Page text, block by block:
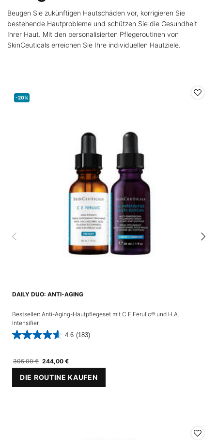
Beugen Sie zukünftigen Hautschäden vor, korrigieren Sie
bestehende Hautprobleme und schützen Sie die Gesundheit
Ihrer Haut. Mit den personalisierten Pflegeroutinen von
SkinCeuticals erreichen Sie Ihre individuellen Hautziele.
-20%
DAILY DUO: ANTI-AGING
Bestseller: Anti-Aging-Hautpflegeset mit C E Ferulic® und H.A.
Intensifier
4.6 (183)
Alter Preis
305,00 € Neuer Preis
244,00 €
DIE ROUTINE KAUFEN
DAILY DUO: ANTI-AGING